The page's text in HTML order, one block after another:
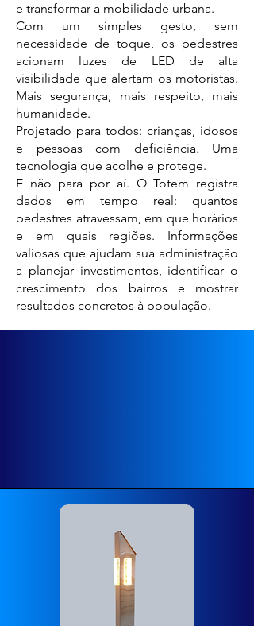
e transformar a mobilidade urbana.
Com um simples gesto, sem
necessidade de toque, os pedestres
acionam luzes de LED de alta
visibilidade que alertam os motoristas.
Mais segurança, mais respeito, mais
humanidade.
Projetado para todos: crianças, idosos
e pessoas com deficiência. Uma
tecnologia que acolhe e protege.
E não para por aí. O Totem registra
dados em tempo real: quantos
pedestres atravessam, em que horários
e em quais regiões. Informações
valiosas que ajudam sua administração
a planejar investimentos, identificar o
crescimento dos bairros e mostrar
resultados concretos à população.